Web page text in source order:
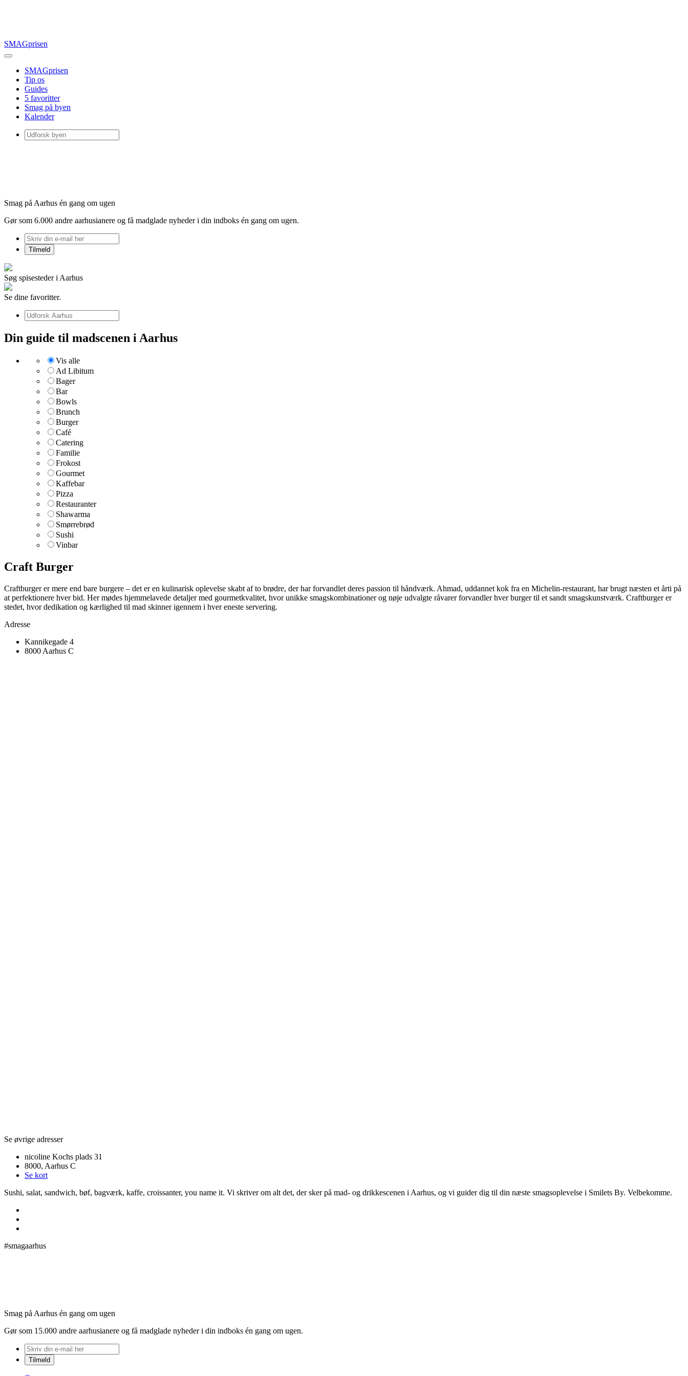
SMAGprisen
SMAGprisen
Tip os
Guides
5 favoritter
Smag på byen
Kalender
Smag på Aarhus én gang om ugen
Gør som 6.000 andre aarhusianere og få madglade nyheder i din indboks én gang om ugen.
Søg spisesteder i Aarhus
Se dine favoritter.
Din guide til madscenen i Aarhus
Vis alle
Ad Libitum
Bager
Bar
Bowls
Brunch
Burger
Café
Catering
Familie
Frokost
Gourmet
Kaffebar
Pizza
Restauranter
Shawarma
Smørrebrød
Sushi
Vinbar
Craft Burger
Craftburger er mere end bare burgere – det er en kulinarisk oplevelse skabt af to brødre, der har forvandlet deres passion til håndværk. Ahmad, uddannet kok fra en Michelin-restaurant, har brugt næsten et årti på
at perfektionere hver bid. Her mødes hjemmelavede detaljer med gourmetkvalitet, hvor unikke smagskombinationer og nøje udvalgte råvarer forvandler hver burger til et sandt smagskunstværk. Craftburger er
stedet, hvor dedikation og kærlighed til mad skinner igennem i hver eneste servering.
Adresse
Kannikegade 4
8000 Aarhus C
Se øvrige adresser
nicoline Kochs plads 31
8000, Aarhus C
Se kort
Sushi, salat, sandwich, bøf, bagværk, kaffe, croissanter, you name it. Vi skriver om alt det, der sker på mad- og drikkescenen i Aarhus, og vi guider dig til din næste smagsoplevelse i Smilets By. Velbekomme.
#smagaarhus
Smag på Aarhus én gang om ugen
Gør som 15.000 andre aarhusianere og få madglade nyheder i din indboks én gang om ugen.